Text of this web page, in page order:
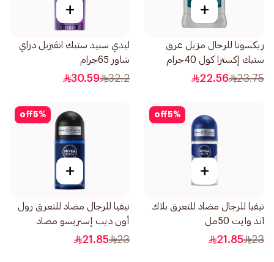
+
ريكسونا للرجال مزيل عرق
ستيك إكسترا كول 40جرام
23.75
22.56
+
ليدي سبيد ستيك انڤيزبل دراي
شاور 65جرام
32.2
30.59
5%
off
+
نيفيا للرجال مضاد للتعرق بلاك
آند وايت 50مل
23
21.85
5%
off
+
نيفيا للرجال مضاد للتعرق رول
أون ديب إسبريسو مضاد
للبكتيريا 50مل
23
21.85